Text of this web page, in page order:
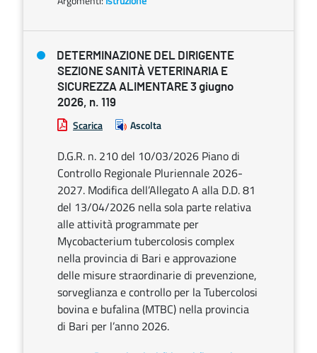
DETERMINAZIONE DEL DIRIGENTE
SEZIONE SANITÀ VETERINARIA E
SICUREZZA ALIMENTARE 3 giugno
2026, n. 119
Scarica Ascolta
D.G.R. n. 210 del 10/03/2026 Piano di
Controllo Regionale Pluriennale 2026-
2027. Modifica dell’Allegato A alla D.D. 81
del 13/04/2026 nella sola parte relativa
alle attività programmate per
Mycobacterium tubercolosis complex
nella provincia di Bari e approvazione
delle misure straordinarie di prevenzione,
sorveglianza e controllo per la Tubercolosi
bovina e bufalina (MTBC) nella provincia
di Bari per l’anno 2026.